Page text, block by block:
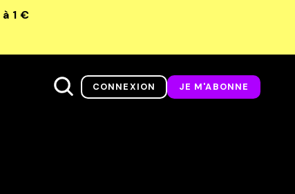
à 1 €
CONNEXION JE M'ABONNE